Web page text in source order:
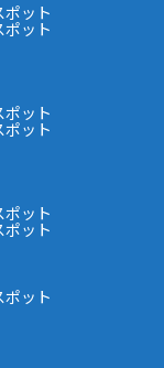
ット
ポット
ット
ット
ット
ット
ポット